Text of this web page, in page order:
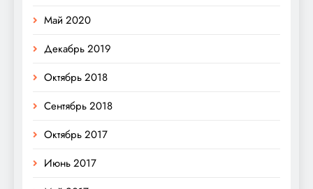
Май 2020
Декабрь 2019
Октябрь 2018
Сентябрь 2018
Октябрь 2017
Июнь 2017